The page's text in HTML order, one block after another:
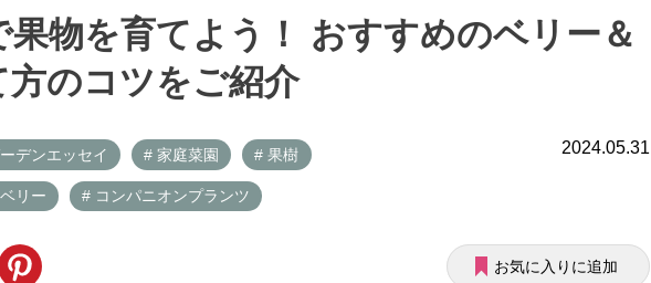
果物を育てよう！ おすすめのベリー＆
方のコツをご紹介
デンエッセイ # 家庭菜園 # 果樹
リー # コンパニオンプランツ
2024.05.31
お気に入りに追加